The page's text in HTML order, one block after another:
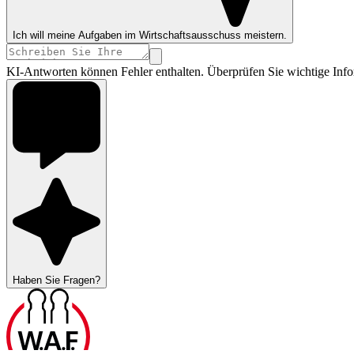
Ich will meine Aufgaben im Wirtschaftsausschuss meistern.
KI-Antworten können Fehler enthalten. Überprüfen Sie wichtige
Haben Sie Fragen?